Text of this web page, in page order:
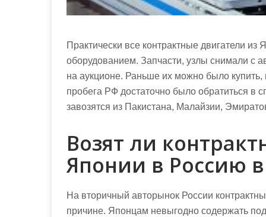
Практически все контрактные двигатели
оборудованием. Запчасти, узлы снимали с
на аукционе. Раньше их можно было купить,
пробега РФ достаточно было обратиться
завозятся из Пакистана, Малайзии,
Возят ли
Японии в Россию в
На вторичный авторынок России
причине. Японцам невыгодно содержать